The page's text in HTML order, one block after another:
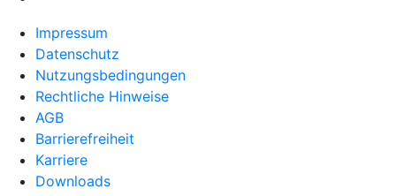
Impressum
Datenschutz
Nutzungsbedingungen
Rechtliche Hinweise
AGB
Barrierefreiheit
Karriere
Downloads